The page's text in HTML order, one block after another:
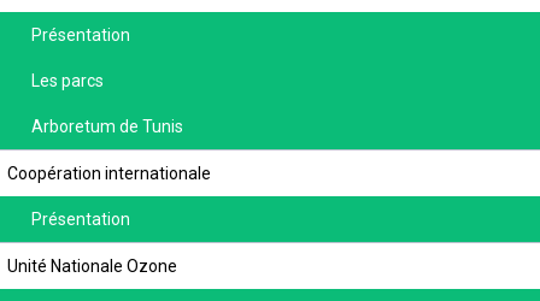
Présentation
Les parcs
Arboretum de Tunis
Coopération internationale
Présentation
Unité Nationale Ozone